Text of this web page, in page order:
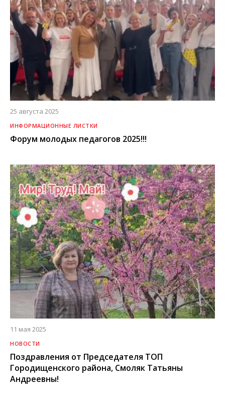
25 августа 2025
ИНФОРМАЦИОННЫЕ ЛИСТКИ
Форум молодых педагогов 2025!!!
11 мая 2025
НОВОСТИ
Поздравления от Председателя ТОП
Городищенского района, Смоляк Татьяны
Андреевны!